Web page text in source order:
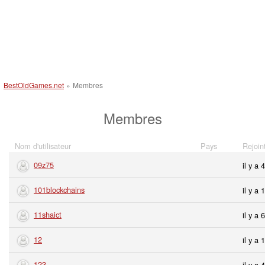
BestOldGames.net » Membres
Membres
Nom d'utilisateur Pays
09z75
il y a
101blockchains il y a
11shaict il y a
12 il y a